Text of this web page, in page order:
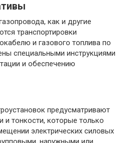
как и другие
транспортировки
и газового топлива по
специальными инструкциями
и обеспечению
предусматривают
и тонкости, которые только
электрических силовых